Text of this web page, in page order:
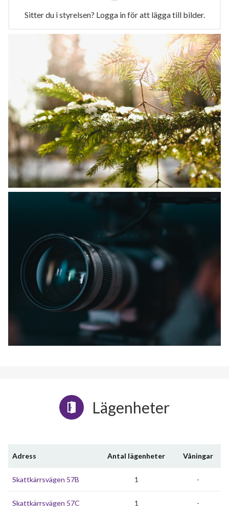
Sitter du i styrelsen? Logga in för att lägga till bilder.
Lägenheter
Adress Antal lägenheter Våningar
Skattkärrsvägen 57B 1 -
Skattkärrsvägen 57C 1 -